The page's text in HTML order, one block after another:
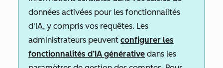
données activées pour les fonctionnalités
d'IA, y compris vos requêtes. Les
administrateurs peuvent configurer les
fonctionnalités d’IA générative dans les